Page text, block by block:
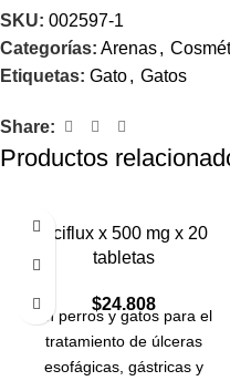
SKU: 002597-1
Categorías: Arenas,
Etiquetas: Gato, Gatos
Share:
Productos
Aciflux x 500 mg x 20
tabletas
$24.808
En perros y gatos para el
tratamiento de úlceras
esofágicas, gástricas y